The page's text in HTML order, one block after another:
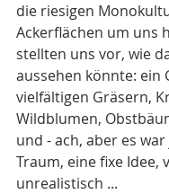
die riesigen
Ackerflächen um uns
stellten uns vor, wie
aussehen könnte: ein
vielfältigen Gräsern,
Wildblumen,
und - ach, aber es
Traum, eine fixe Idee,
unrealistisch ...